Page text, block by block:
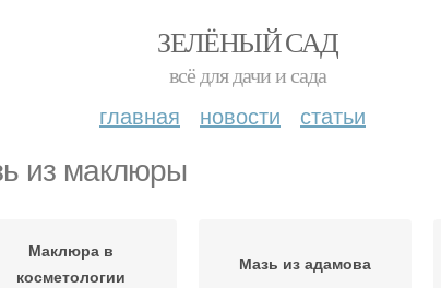
ЗЕЛЁНЫЙ САД
всё для дачи и сада
главная новости статьи
из маклюры
Маклюра в
косметологии
Мазь из адамова